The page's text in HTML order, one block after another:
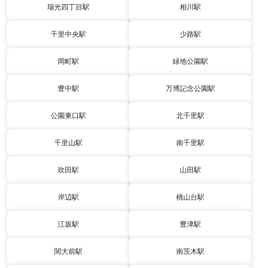
瑞光四丁目駅 相川駅
千里中央駅 少路駅
岡町駅 緑地公園駅
豊中駅 万博記念公園駅
公園東口駅 北千里駅
千里山駅 南千里駅
吹田駅 山田駅
岸辺駅 桃山台駅
江坂駅 豊津駅
関大前駅 南茨木駅